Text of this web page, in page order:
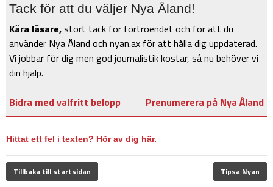
Tack för att du väljer Nya Åland!
Kära läsare,stort tack för förtroendet och för att du
använder Nya Åland och nyan.ax för att hålla dig uppdaterad.
Vi jobbar för dig men god journalistik kostar, så nu behöver vi
din hjälp.
Bidra med valfritt belopp
Prenumerera på Nya Åland
Hittat ett fel i texten? Hör av dig här.
Tillbaka till startsidan Tipsa Nyan